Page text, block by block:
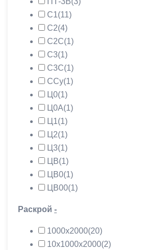
С1(11)
С2(4)
С2С(1)
С3(1)
С3С(1)
ССу(1)
Ц0(1)
Ц0А(1)
Ц1(1)
Ц2(1)
Ц3(1)
ЦВ(1)
ЦВ0(1)
ЦВ00(1)
Раскрой -
1000х2000(20)
10х1000х2000(2)